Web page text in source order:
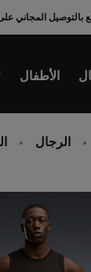
المجاني على جميع
الأطفال
الرجال